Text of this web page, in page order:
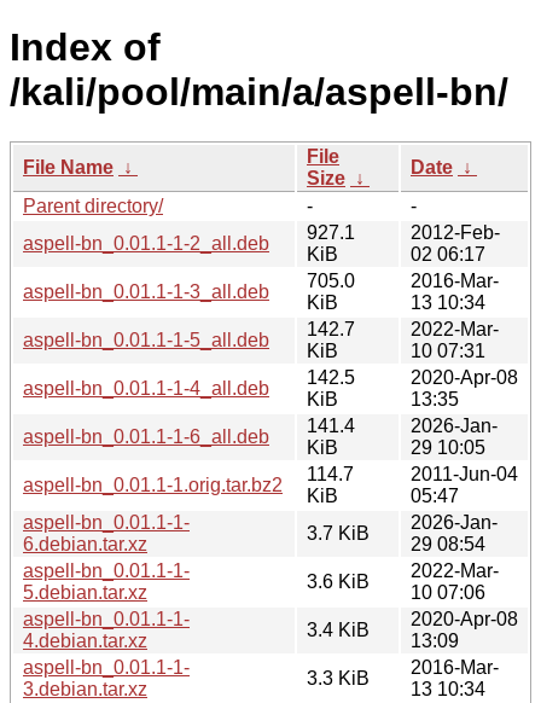
Index of
/kali/pool/main/a/aspell-bn/
File Name ↓
File
Size ↓
Date ↓
Parent directory/
-
-
aspell-bn_0.01.1-1-2_all.deb
927.1
KiB
2012-Feb-
02 06:17
aspell-bn_0.01.1-1-3_all.deb
705.0
KiB
2016-Mar-
13 10:34
aspell-bn_0.01.1-1-5_all.deb
142.7
KiB
2022-Mar-
10 07:31
aspell-bn_0.01.1-1-4_all.deb
142.5
KiB
2020-Apr-08
13:35
aspell-bn_0.01.1-1-6_all.deb
141.4
KiB
2026-Jan-
29 10:05
aspell-bn_0.01.1-1.orig.tar.bz2
114.7
KiB
2011-Jun-04
05:47
aspell-bn_0.01.1-1-
6.debian.tar.xz
3.7 KiB
2026-Jan-
29 08:54
aspell-bn_0.01.1-1-
5.debian.tar.xz
3.6 KiB
2022-Mar-
10 07:06
aspell-bn_0.01.1-1-
4.debian.tar.xz
3.4 KiB
2020-Apr-08
13:09
aspell-bn_0.01.1-1-
3.debian.tar.xz
3.3 KiB
2016-Mar-
13 10:34